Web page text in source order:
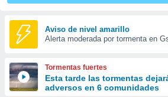
y
forma
digital
basada
Aviso de nivel amarillo
Alerta moderada por tormenta en
Tormentas fuertes
Esta tarde las tormentas
adversos en 6 comunidades